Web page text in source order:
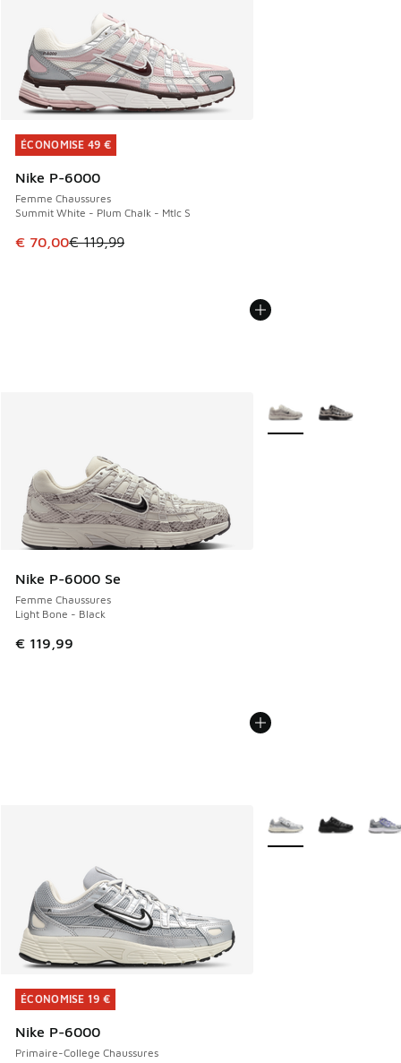
ÉCONOMISE 49 €
Nike P-6000
Femme Chaussures
Summit White - Plum Chalk - Mtlc S
Cet article est en promotion. Prix en baisse de € 119,99 à
€ 70,00€ 119,99
ÉCONOMISE 49 €
Nike P-6000 Se
Femme Chaussures
Light Bone - Black
€ 119,99
Plus de couleurs
ÉCONOMISE 19 €
Nike P-6000
Primaire-College Chaussures
ÉCONOMISE 19 €
Plus de couleurs